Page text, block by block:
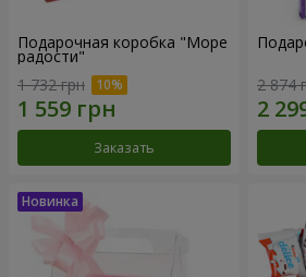
Подарочная коробка "Море
радости"
1 732 грн
Заказать
2 874